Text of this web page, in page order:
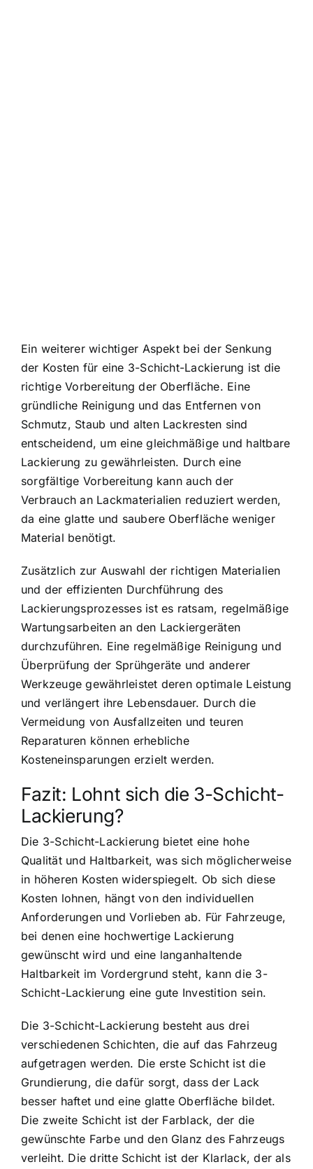
Ein weiterer wichtiger Aspekt bei der Senkung
der Kosten für eine 3-Schicht-Lackierung ist die
richtige Vorbereitung der Oberfläche. Eine
gründliche Reinigung und das Entfernen von
Schmutz, Staub und alten Lackresten sind
entscheidend, um eine gleichmäßige und haltbare
Lackierung zu gewährleisten. Durch eine
sorgfältige Vorbereitung kann auch der
Verbrauch an Lackmaterialien reduziert werden,
da eine glatte und saubere Oberfläche weniger
Material benötigt.
Zusätzlich zur Auswahl der richtigen Materialien
und der effizienten Durchführung des
Lackierungsprozesses ist es ratsam, regelmäßige
Wartungsarbeiten an den Lackiergeräten
durchzuführen. Eine regelmäßige Reinigung und
Überprüfung der Sprühgeräte und anderer
Werkzeuge gewährleistet deren optimale Leistung
und verlängert ihre Lebensdauer. Durch die
Vermeidung von Ausfallzeiten und teuren
Reparaturen können erhebliche
Kosteneinsparungen erzielt werden.
Fazit: Lohnt sich die 3-Schicht-
Lackierung?
Die 3-Schicht-Lackierung bietet eine hohe
Qualität und Haltbarkeit, was sich möglicherweise
in höheren Kosten widerspiegelt. Ob sich diese
Kosten lohnen, hängt von den individuellen
Anforderungen und Vorlieben ab. Für Fahrzeuge,
bei denen eine hochwertige Lackierung
gewünscht wird und eine langanhaltende
Haltbarkeit im Vordergrund steht, kann die 3-
Schicht-Lackierung eine gute Investition sein.
Die 3-Schicht-Lackierung besteht aus drei
verschiedenen Schichten, die auf das Fahrzeug
aufgetragen werden. Die erste Schicht ist die
Grundierung, die dafür sorgt, dass der Lack
besser haftet und eine glatte Oberfläche bildet.
Die zweite Schicht ist der Farblack, der die
gewünschte Farbe und den Glanz des Fahrzeugs
verleiht. Die dritte Schicht ist der Klarlack, der als